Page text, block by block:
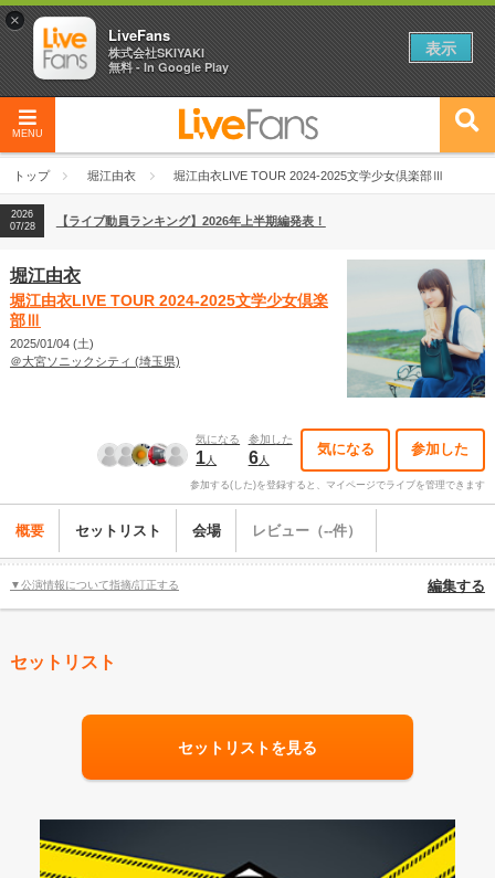
MENU
トップ 堀江由衣 堀江由衣LIVE TOUR 2024-2025文学少女倶楽部Ⅲ
04/27
【フェス特集2026】フェス情報はここから！
2026
07/28
2026
【フェス特集2026】フェス情報はここから！
2026
07/28
【ライブ動員ランキング】2026年上半期編発表！
堀江由衣
堀江由衣LIVE TOUR 2024-2025文学少女倶楽
部Ⅲ
2025/01/04 (土)
＠大宮ソニックシティ (埼玉県)
気になる
1人
参加した
6人
気になる 参加した
参加する(した)を登録すると、マイページでライブを管理できます
概要 セットリスト 会場 レビュー（--件）
▼公演情報について指摘/訂正する 編集する
セットリスト
セットリストを見る
×
LiveFans
株式会社SKIYAKI
無料 - In Google Play
表示